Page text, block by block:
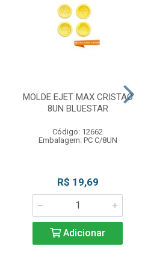
MOLDE EJET MAX CRISTAO
8UN BLUESTAR
Código: 12662
Embalagem: PC C/8UN
R$ 19,69
Adicionar